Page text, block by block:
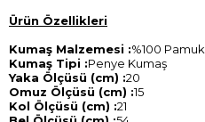
Ürün Özellikleri
Kumaş Malzemesi :%100 Pamuk
Kumaş Tipi :Penye Kumaş
Yaka Ölçüsü (cm) :20
Omuz Ölçüsü (cm) :15
Kol Ölçüsü (cm) :21